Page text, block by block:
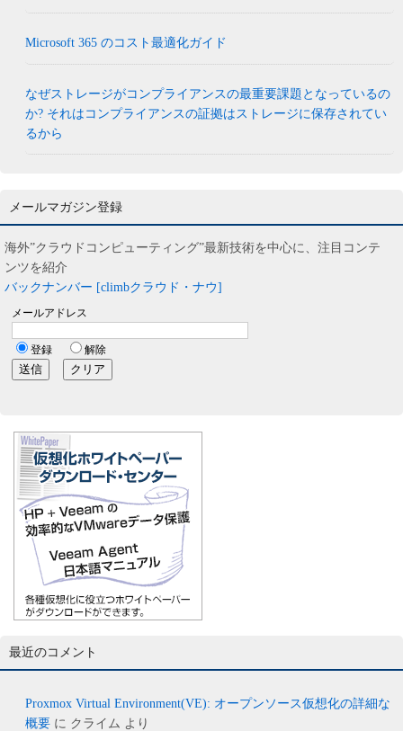
Microsoft 365 のコスト最適化ガイド
なぜストレージがコンプライアンスの最重要課題となっているの
か? それはコンプライアンスの証拠はストレージに保存されてい
るから
メールマガジン登録
海外”クラウドコンピューティング”最新技術を中心に、注目コンテ
ンツを紹介
バックナンバー [climbクラウド・ナウ]
最近のコメント
Proxmox Virtual Environment(VE): オープンソース仮想化の詳細な
概要 に クライム より